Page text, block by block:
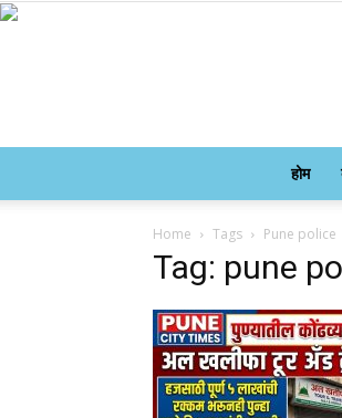
होम
Home Tags Pune police
Tag: pune